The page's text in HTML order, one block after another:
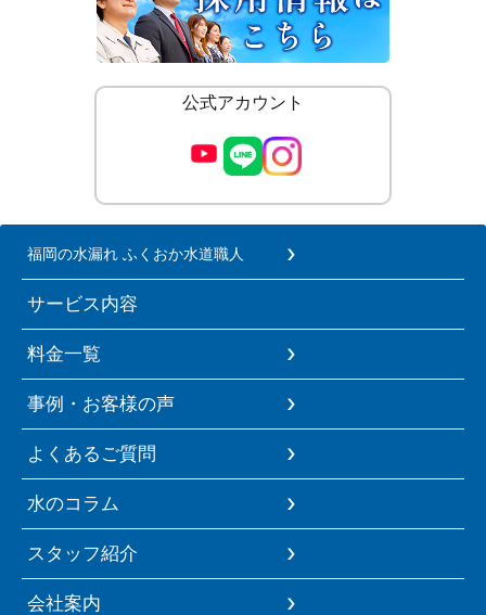
公式アカウント
福岡の水漏れ ふくおか水道職人
サービス内容
料金一覧
事例・お客様の声
よくあるご質問
水のコラム
スタッフ紹介
会社案内